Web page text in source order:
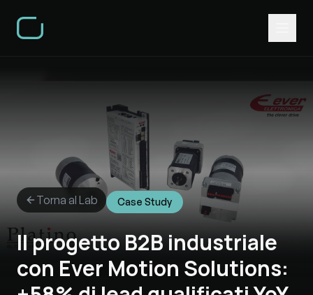
Torna al Lab Case Study
Il progetto B2B industriale
con Ever Motion Solutions: